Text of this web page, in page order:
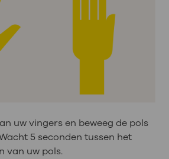
uw vingers en beweeg de pols
5 seconden tussen het
van uw pols.